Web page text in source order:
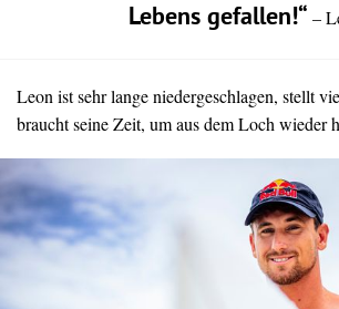
Lebens gefallen!“ –
Leon ist sehr lange niedergeschlagen, stellt
braucht seine Zeit, um aus dem Loch wieder